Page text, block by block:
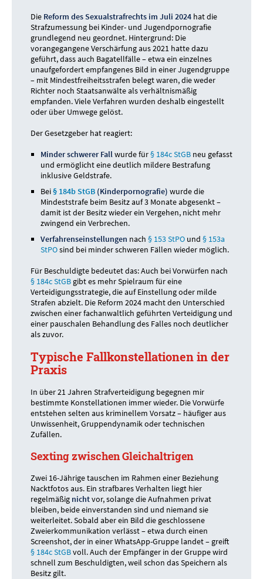
Die Reform des Sexualstrafrechts im Juli 2024 hat die
Strafzumessung bei Kinder- und Jugendpornografie
grundlegend neu geordnet. Hintergrund: Die
vorangegangene Verschärfung aus 2021 hatte dazu
geführt, dass auch Bagatellfälle – etwa ein einzelnes
unaufgefordert empfangenes Bild in einer Jugendgruppe
– mit Mindestfreiheitsstrafen belegt waren, die weder
Richter noch Staatsanwälte als verhältnismäßig
empfanden. Viele Verfahren wurden deshalb eingestellt
oder über Umwege gelöst.
Der Gesetzgeber hat reagiert:
Minder schwerer Fallwurde für§ 184c StGB neu gefasst
und ermöglicht eine deutlich mildere Bestrafung
inklusive Geldstrafe.
Bei§ 184b StGB (Kinderpornografie) wurde die
Mindeststrafe beim Besitz auf 3 Monate abgesenkt –
damit ist der Besitz wieder ein Vergehen, nicht mehr
zwingend ein Verbrechen.
Verfahrenseinstellungen nach § 153 StPO und § 153a
StPOsind bei minder schweren Fällen wieder möglich.
Für Beschuldigte bedeutet das: Auch bei Vorwürfen nach
§ 184c StGB gibt es mehr Spielraum für eine
Verteidigungsstrategie, die auf Einstellung oder milde
Strafen abzielt. Die Reform 2024 macht den Unterschied
zwischen einer fachanwaltlich geführten Verteidigung und
einer pauschalen Behandlung des Falles noch deutlicher
als zuvor.
Typische Fallkonstellationen in der
Praxis
In über 21 Jahren Strafverteidigung begegnen mir
bestimmte Konstellationen immer wieder. Die Vorwürfe
entstehen selten aus kriminellem Vorsatz – häufiger aus
Unwissenheit, Gruppendynamik oder technischen
Zufällen.
Sexting zwischen Gleichaltrigen
Zwei 16-Jährige tauschen im Rahmen einer Beziehung
Nacktfotos aus. Ein strafbares Verhalten liegt hier
regelmäßig nichtvor, solange die Aufnahmen privat
bleiben, beide einverstanden sind und niemand sie
weiterleitet. Sobald aber ein Bild die geschlossene
Zweierkommunikation verlässt – etwa durch einen
Screenshot, der in einer WhatsApp-Gruppe landet – greift
§ 184c StGBvoll. Auch der Empfänger in der Gruppe wird
schnell zum Beschuldigten, weil schon das Speichern als
Besitz gilt.